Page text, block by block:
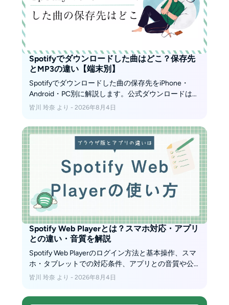
Spotifyでダウンロードした曲はどこ？保存先
とMP3の違い【端末別】
Spotifyでダウンロードした曲の保存先をiPhone・
Android・PC別に解説します。公式ダウンロードは通
常のMP3やMP4ではない点、保存先の変更可否、
も整理します。
皆川 玲奈 より - 2026年8月4日
Spotify Web Playerとは？スマホ対応・アプリ
との違い・音質を解説
Spotify Web Playerのログイン方法と基本操作、スマ
ホ・タブレットでの対応条件、アプリとの音質や公
式オフライン再生の違いを解説します。ブラウザ版
す。
皆川 玲奈 より - 2026年8月4日